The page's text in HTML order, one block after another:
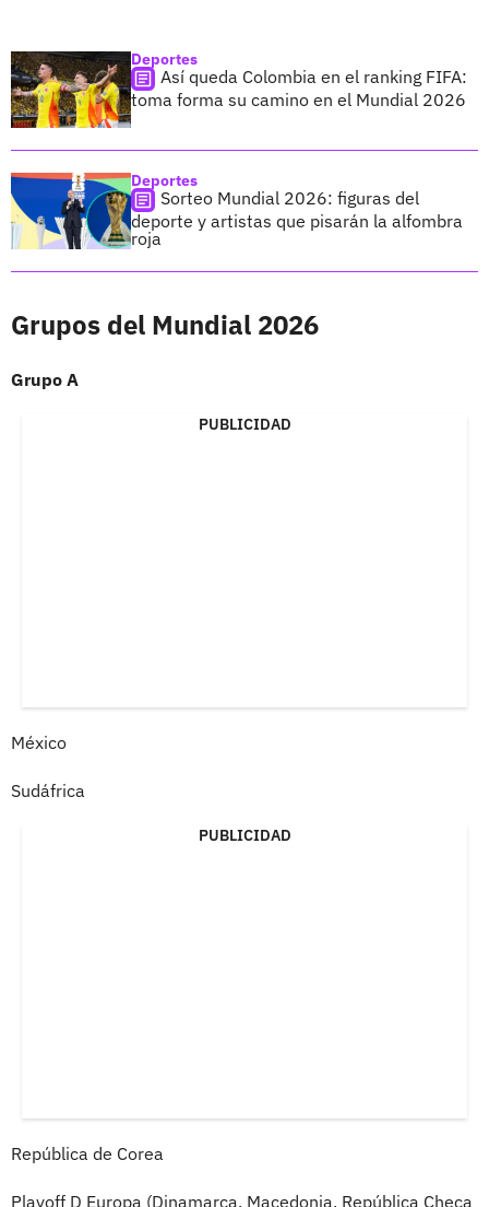
Deportes
Así queda Colombia en el ranking FIFA:
toma forma su camino en el Mundial 2026
Deportes
Sorteo Mundial 2026: figuras del
deporte y artistas que pisarán la alfombra
roja
Grupos del Mundial 2026
Grupo A
PUBLICIDAD
México
Sudáfrica
PUBLICIDAD
República de Corea
Playoff D Europa (Dinamarca, Macedonia, República Checa